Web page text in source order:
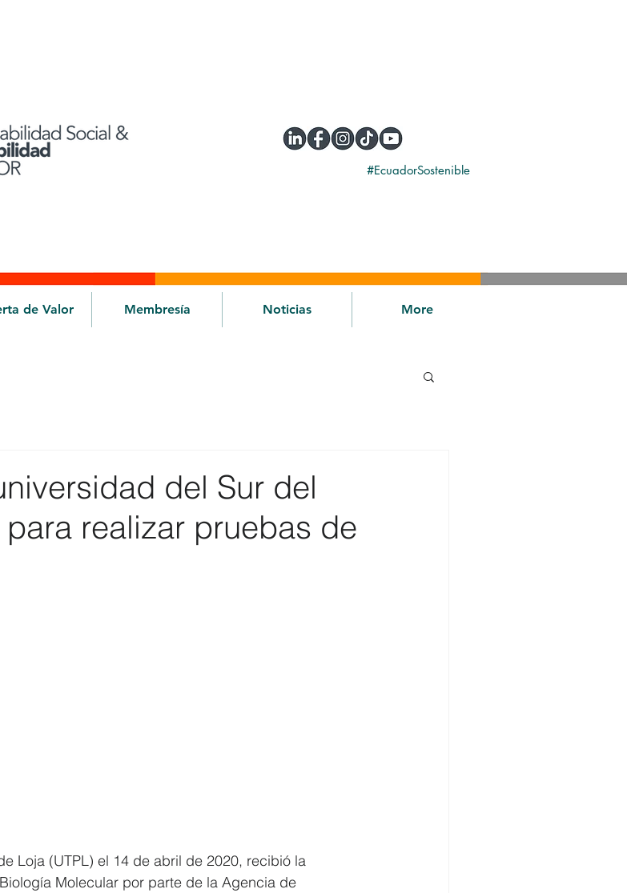
#EcuadorSostenible
de Valor Membresía Noticias More
del Sur del
realizar pruebas de
Loja (UTPL) el 14 de abril de 2020, recibió la
Molecular por parte de la Agencia de